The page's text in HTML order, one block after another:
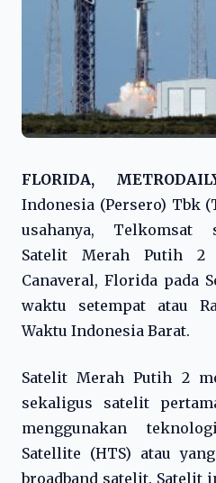
FLORIDA,
Indonesia (Persero) Tbk
usahanya, Telkomsat
Satelit Merah Putih 2
Canaveral, Florida pada
waktu setempat atau
Waktu Indonesia Barat.
Satelit Merah Putih 2
sekaligus satelit
menggunakan
Satellite (HTS) atau
broadband satelit. Satelit